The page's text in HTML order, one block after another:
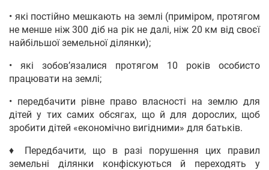
• які постійно мешкають на землі (приміром, протягом
не менше ніж 300 діб на рік не далі, ніж 20 км від своєї
найбільшої земельної ділянки);
• які зобов’язалися протягом 10 років особисто
працювати на землі;
• передбачити рівне право власності на землю для
дітей у тих самих обсягах, що й для дорослих, щоб
зробити дітей «економічно вигідними» для батьків.
♦ Передбачити, що в разі порушення цих правил
земельні ділянки конфіскуються й переходять у